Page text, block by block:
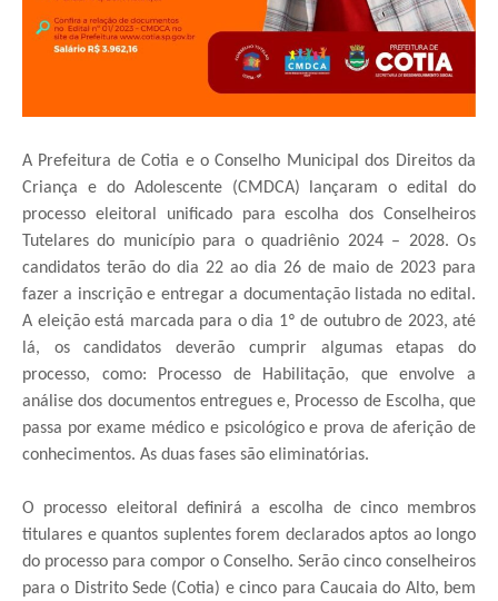
A Prefeitura de Cotia e o Conselho Municipal dos Direitos da
Criança e do Adolescente (CMDCA) lançaram o edital do
processo eleitoral unificado para escolha dos Conselheiros
Tutelares do município para o quadriênio 2024 – 2028. Os
candidatos terão do dia 22 ao dia 26 de maio de 2023 para
fazer a inscrição e entregar a documentação listada no edital.
A eleição está marcada para o dia 1º de outubro de 2023, até
lá, os candidatos deverão cumprir algumas etapas do
processo, como: Processo de Habilitação, que envolve a
análise dos documentos entregues e, Processo de Escolha, que
passa por exame médico e psicológico e prova de aferição de
conhecimentos. As duas fases são eliminatórias.
O processo eleitoral definirá a escolha de cinco membros
titulares e quantos suplentes forem declarados aptos ao longo
do processo para compor o Conselho. Serão cinco conselheiros
para o Distrito Sede (Cotia) e cinco para Caucaia do Alto, bem